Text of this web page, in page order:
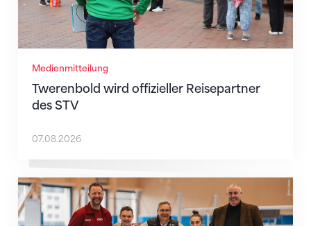
Medienmitteilung
Twerenbold wird offizieller Reisepartner
des STV
07.08.2026
STV, Ochsner Sport und JAKO suchen den